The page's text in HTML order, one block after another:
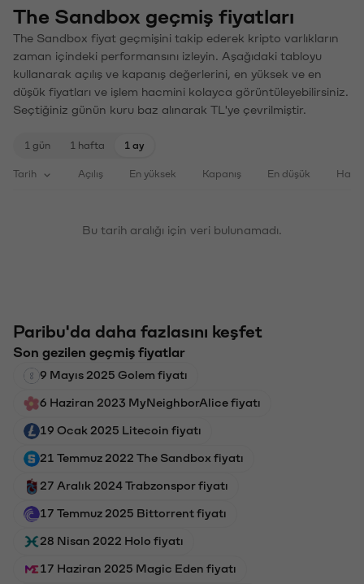
The Sandbox geçmiş fiyatları
The Sandbox fiyat geçmişini takip ederek kripto varlıkların
zaman içindeki performansını izleyin. Aşağıdaki tabloyu
kullanarak açılış ve kapanış değerlerini, en yüksek ve en
düşük fiyatları ve işlem hacmini kolayca görüntüleyebilirsiniz.
Seçtiğiniz günün kuru baz alınarak TL'ye çevrilmiştir.
1 gün 1 hafta 1 ay
Tarih Açılış En yüksek Kapanış En düşük
Bu tarih aralığı için veri bulunamadı.
Paribu'da daha fazlasını keşfet
Son gezilen geçmiş fiyatlar
9 Mayıs 2025 Golem fiyatı
6 Haziran 2023 MyNeighborAlice fiyatı
19 Ocak 2025 Litecoin fiyatı
21 Temmuz 2022 The Sandbox fiyatı
27 Aralık 2024 Trabzonspor fiyatı
17 Temmuz 2025 Bittorrent fiyatı
28 Nisan 2022 Holo fiyatı
17 Haziran 2025 Magic Eden fiyatı